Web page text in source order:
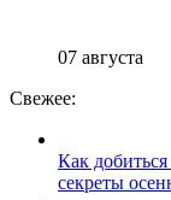
07 августа
Свежее:
Как
секреты